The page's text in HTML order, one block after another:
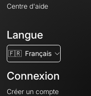
Centre d'aide
Langue
🇫🇷 Français
Connexion
Créer un compte